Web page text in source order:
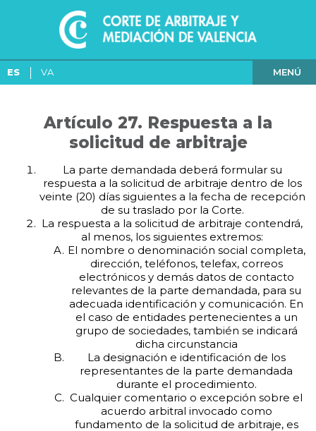
ES VA MENÚ
Artículo 27. Respuesta a la
solicitud de arbitraje
La parte demandada deberá formular su
respuesta a la solicitud de arbitraje dentro de los
veinte (20) días siguientes a la fecha de recepción
de su traslado por la Corte.
La respuesta a la solicitud de arbitraje contendrá,
al menos, los siguientes extremos:
El nombre o denominación social completa,
dirección, teléfonos, telefax, correos
electrónicos y demás datos de contacto
relevantes de la parte demandada, para su
adecuada identificación y comunicación. En
el caso de entidades pertenecientes a un
grupo de sociedades, también se indicará
dicha circunstancia
La designación e identificación de los
representantes de la parte demandada
durante el procedimiento.
Cualquier comentario o excepción sobre el
acuerdo arbitral invocado como
fundamento de la solicitud de arbitraje, es